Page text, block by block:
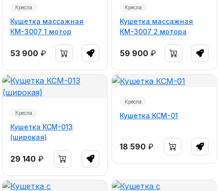
Кресла
Кушетка массажная
КМ-3007 1 мотор
53 900 ₽
Кресла
Кушетка массажная
КМ-3007 2 мотора
59 900 ₽
Кресла
Кушетка КСМ-013
(широкая)
29 140 ₽
Кресла
Кушетка КСМ-01
18 590 ₽